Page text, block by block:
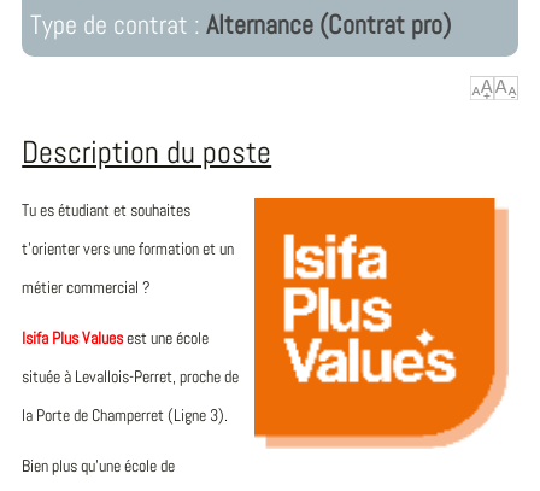
Type de contrat : Alternance (Contrat pro)
Description du poste
Tu es étudiant et souhaites
t’orienter vers une formation et un
métier commercial ?
Isifa Plus Valuesest une école
située à Levallois-Perret, proche de
la Porte de Champerret (Ligne 3).
Bien plus qu’une école de